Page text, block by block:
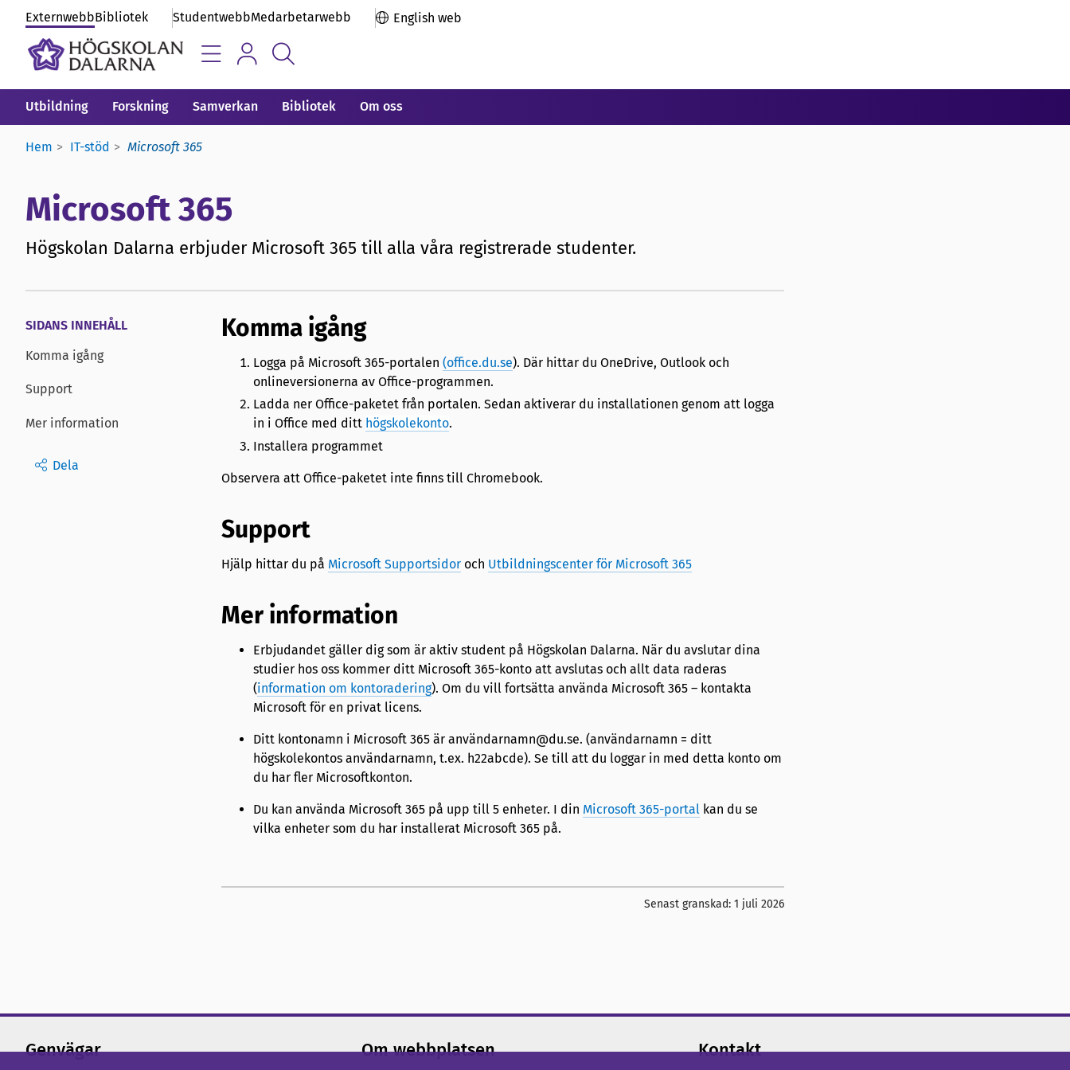
ExternwebbBibliotek StudentwebbMedarbetarwebb English web
Utbildning Forskning Samverkan Bibliotek Om oss
Hem IT-stöd Microsoft 365
Microsoft 365
Högskolan Dalarna erbjuder Microsoft 365 till alla våra registrerade studenter.
SIDANS INNEHÅLL
Komma igång
Support
Mer information
Dela
Komma igång
Logga på Microsoft 365-portalen (office.du.se). Där hittar du OneDrive, Outlook och
onlineversionerna av Office-programmen.
Ladda ner Office-paketet från portalen. Sedan aktiverar du installationen genom att logga
in i Office med ditt högskolekonto.
Installera programmet
Observera att Office-paketet inte finns till Chromebook.
Support
Hjälp hittar du på Microsoft Supportsidoroch Utbildningscenter för Microsoft 365
Mer information
Erbjudandet gäller dig som är aktiv student på Högskolan Dalarna. När du avslutar dina
studier hos oss kommer ditt Microsoft 365-konto att avslutas och allt data raderas
(information om kontoradering). Om du vill fortsätta använda Microsoft 365 – kontakta
Microsoft för en privat licens.
Ditt kontonamn i Microsoft 365 är användarnamn@du.se. (användarnamn = ditt
högskolekontos användarnamn, t.ex. h22abcde). Se till att du loggar in med detta konto om
du har fler Microsoftkonton.
Du kan använda Microsoft 365 på upp till 5 enheter. I din Microsoft 365-portalkan du se
vilka enheter som du har installerat Microsoft 365 på.
Senast granskad: 1 juli 2026
Genvägar Om webbplatsen Kontakt